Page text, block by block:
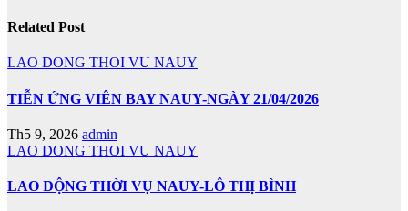
Related Post
LAO DONG THOI VU NAUY
TIỄN ỨNG VIÊN BAY NAUY-NGÀY 21/04/2026
Th5 9, 2026 admin
LAO DONG THOI VU NAUY
LAO ĐỘNG THỜI VỤ NAUY-LÔ THỊ BÌNH